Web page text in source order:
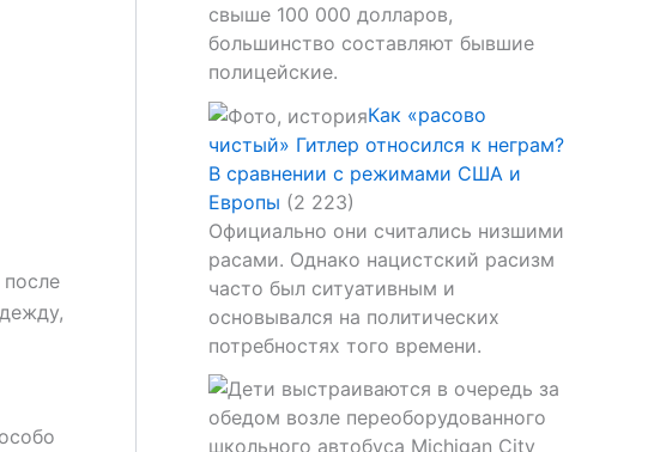
свыше 100 000 долларов,
большинство составляют бывшие
полицейские.
Как «расово
чистый» Гитлер относился к неграм?
В сравнении с режимами США и
Европы (2 223)
Официально они считались низшими
расами. Однако нацистский расизм
часто был ситуативным и
основывался на политических
потребностях того времени.